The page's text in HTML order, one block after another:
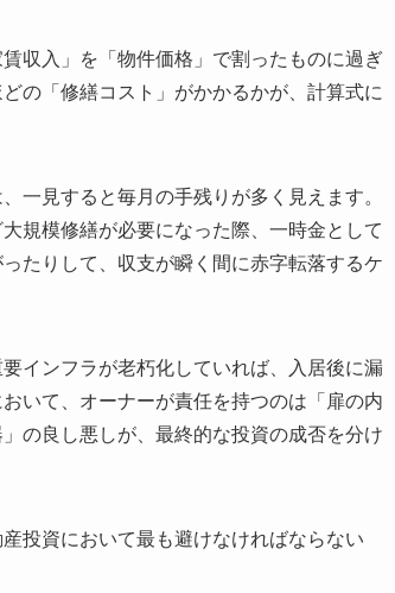
収入」を「物件価格」で割ったものに過ぎ
の「修繕コスト」がかかるかが、計算式に
一見すると毎月の手残りが多く見えます。
規模修繕が必要になった際、一時金として
たりして、収支が瞬く間に赤字転落するケ
インフラが老朽化していれば、入居後に漏
いて、オーナーが責任を持つのは「扉の内
の良し悪しが、最終的な投資の成否を分け
投資において最も避けなければならない